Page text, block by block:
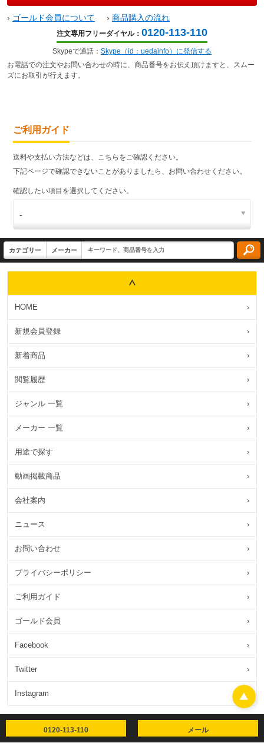
› ゴールド会員について › 商品購入の流れ
注文専用フリーダイヤル： 0120-113-110
Skypeで通話： Skype（id：uedainfo）に発信する
お電話での注文やお問い合わせの時に、商品番号をお伝え頂けますと、スムー
ズにお取引が行えます。
ご利用ガイド
送料や支払い方法などは、こちらをご確認ください。
下記ページで確認できないことがありましたら、お問い合わせください。
確認したい項目を選択してください。
HOME ›
新規会員登録 ›
新着商品 ›
閲覧履歴 ›
ジャンル 一覧 ›
メーカー 一覧 ›
用途で探す ›
動画掲載商品 ›
会社案内 ›
ニュース ›
お問い合わせ ›
プライバシーポリシー ›
ご利用ガイド ›
ゴールド会員 ›
Facebook ›
Twitter ›
Instagram
0120-113-110 メール